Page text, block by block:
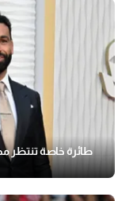
طائرة خاصة تنتظر